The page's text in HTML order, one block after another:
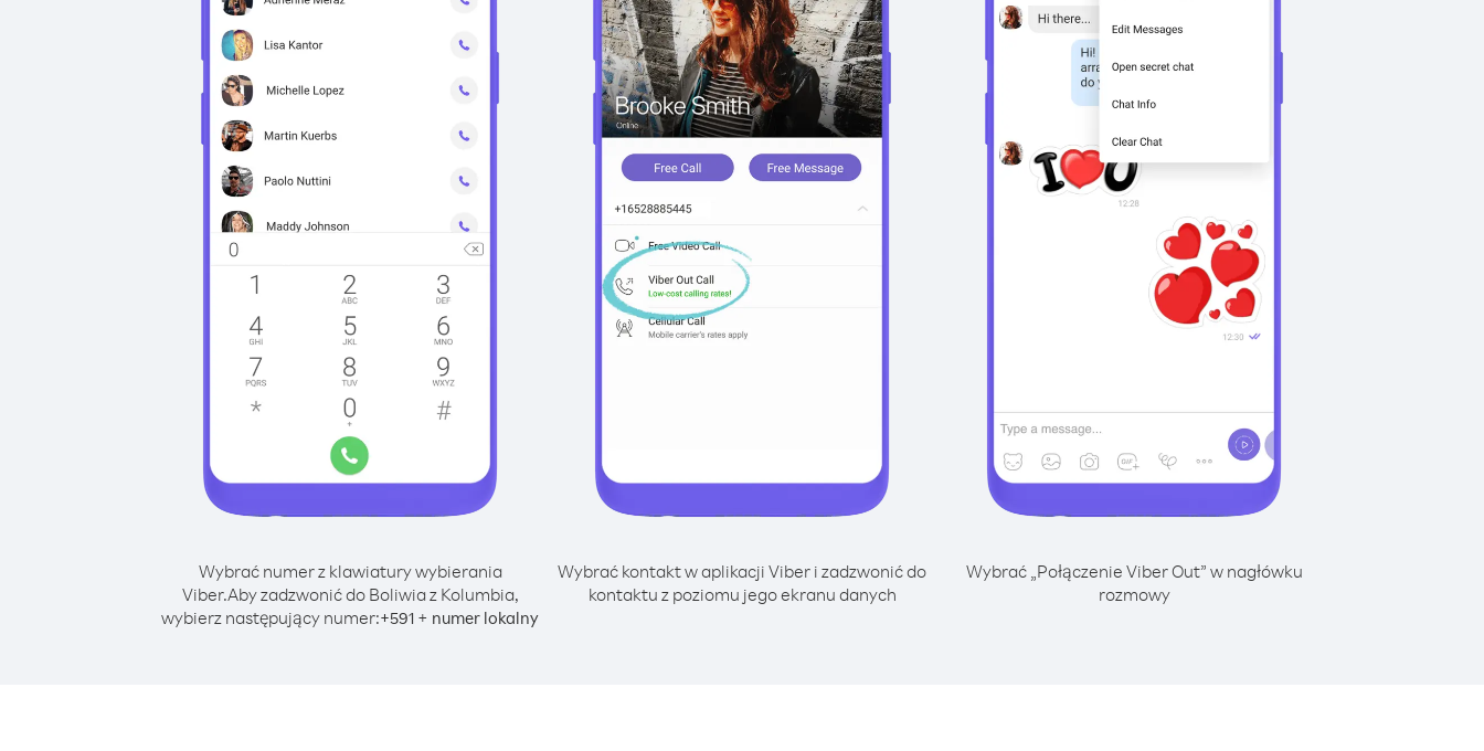
Wybrać numer z klawiatury wybierania
Viber.Aby zadzwonić do Boliwia z Kolumbia,
wybierz następujący numer:+591 + numer lokalny
Wybrać kontakt w aplikacji Viber i zadzwonić do
kontaktu z poziomu jego ekranu danych
Wybrać „Połączenie Viber Out” w nagłówku
rozmowy